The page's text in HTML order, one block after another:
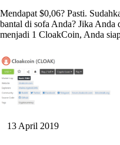
Mendapat $0,06? Pasti.
bantal di sofa Anda? Jika Anda
menjadi 1 CloakCoin, Anda
13 April 2019